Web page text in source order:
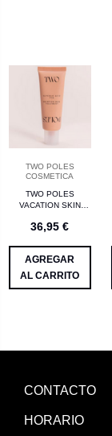
TWO POLES
COSMETICA
TWO POLES
VACATION SKIN
GLYCOLIC ACID Y
36,95 €
AGREGAR
AL CARRITO
CONTACTO
HORARIO